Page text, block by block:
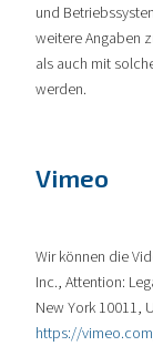
und
weitere Angaben
als auch mit
werden.
Vimeo
Wir können die
Inc., Attention:
New York 10011,
https://